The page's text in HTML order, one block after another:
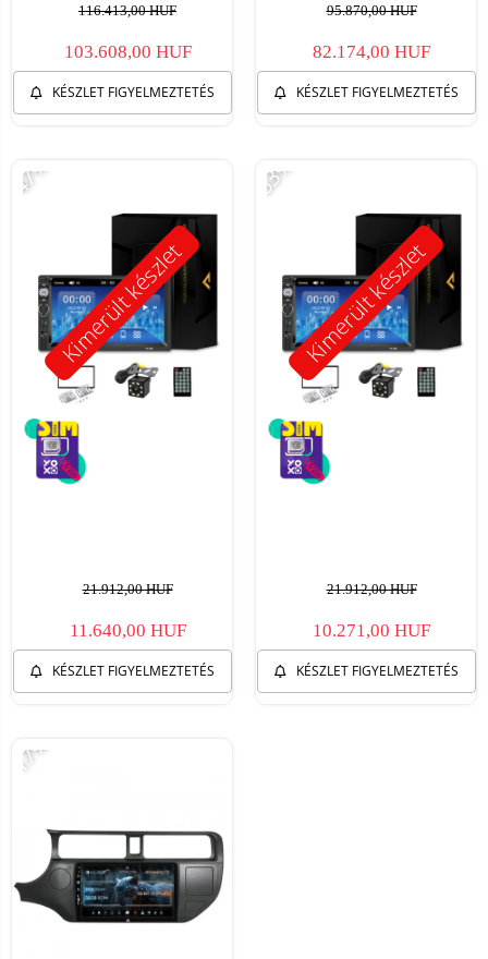
116.413,00 HUF
103.608,00 HUF
KÉSZLET FIGYELMEZTETÉS
95.870,00 HUF
82.174,00 HUF
KÉSZLET FIGYELMEZTETÉS
Kimerült készlet
-47%
21.912,00 HUF
11.640,00 HUF
KÉSZLET FIGYELMEZTETÉS
Kimerült készlet
-53%
21.912,00 HUF
10.271,00 HUF
KÉSZLET FIGYELMEZTETÉS
-17%